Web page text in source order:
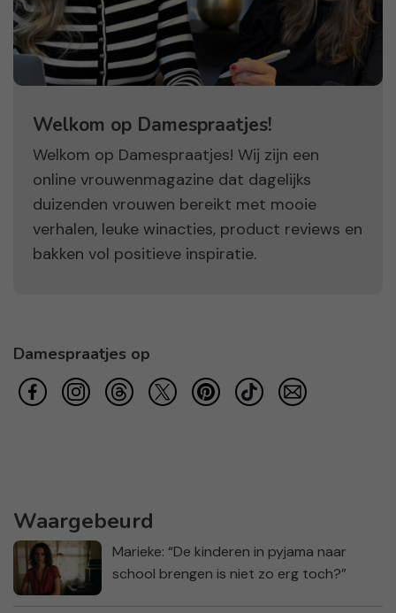
Welkom op Damespraatjes!
Welkom op Damespraatjes! Wij zijn een
online vrouwenmagazine dat dagelijks
duizenden vrouwen bereikt met mooie
verhalen, leuke winacties, product reviews en
bakken vol positieve inspiratie.
Damespraatjes op
Waargebeurd
Marieke: “De kinderen in pyjama naar
school brengen is niet zo erg toch?”